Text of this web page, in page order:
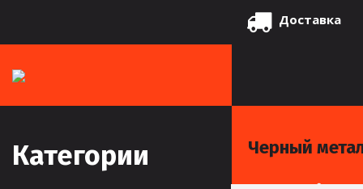
Доставка
Черный
Категории